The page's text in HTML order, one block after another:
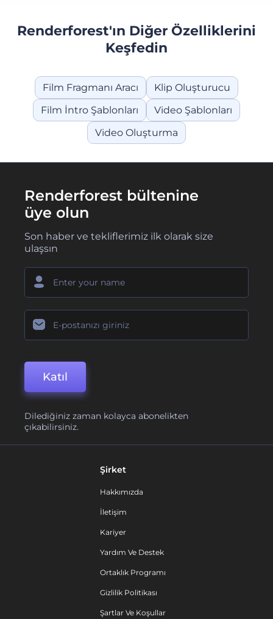
Renderforest'ın Diğer Özelliklerini
Keşfedin
Film Fragmanı Aracı
Klip Oluşturucu
Film İntro Şablonları
Video Şablonları
Video Oluşturma
Renderforest bültenine
üye olun
Son haber ve tekliflerimiz ilk olarak size
ulaşsın
Katıl
Dilediğiniz zaman kolayca abonelikten
çıkabilirsiniz.
Şirket
Hakkımızda
İletişim
Kariyer
Yardım Ve Destek
Ortaklık Programı
Gizlilik Politikası
Şartlar Ve Koşullar